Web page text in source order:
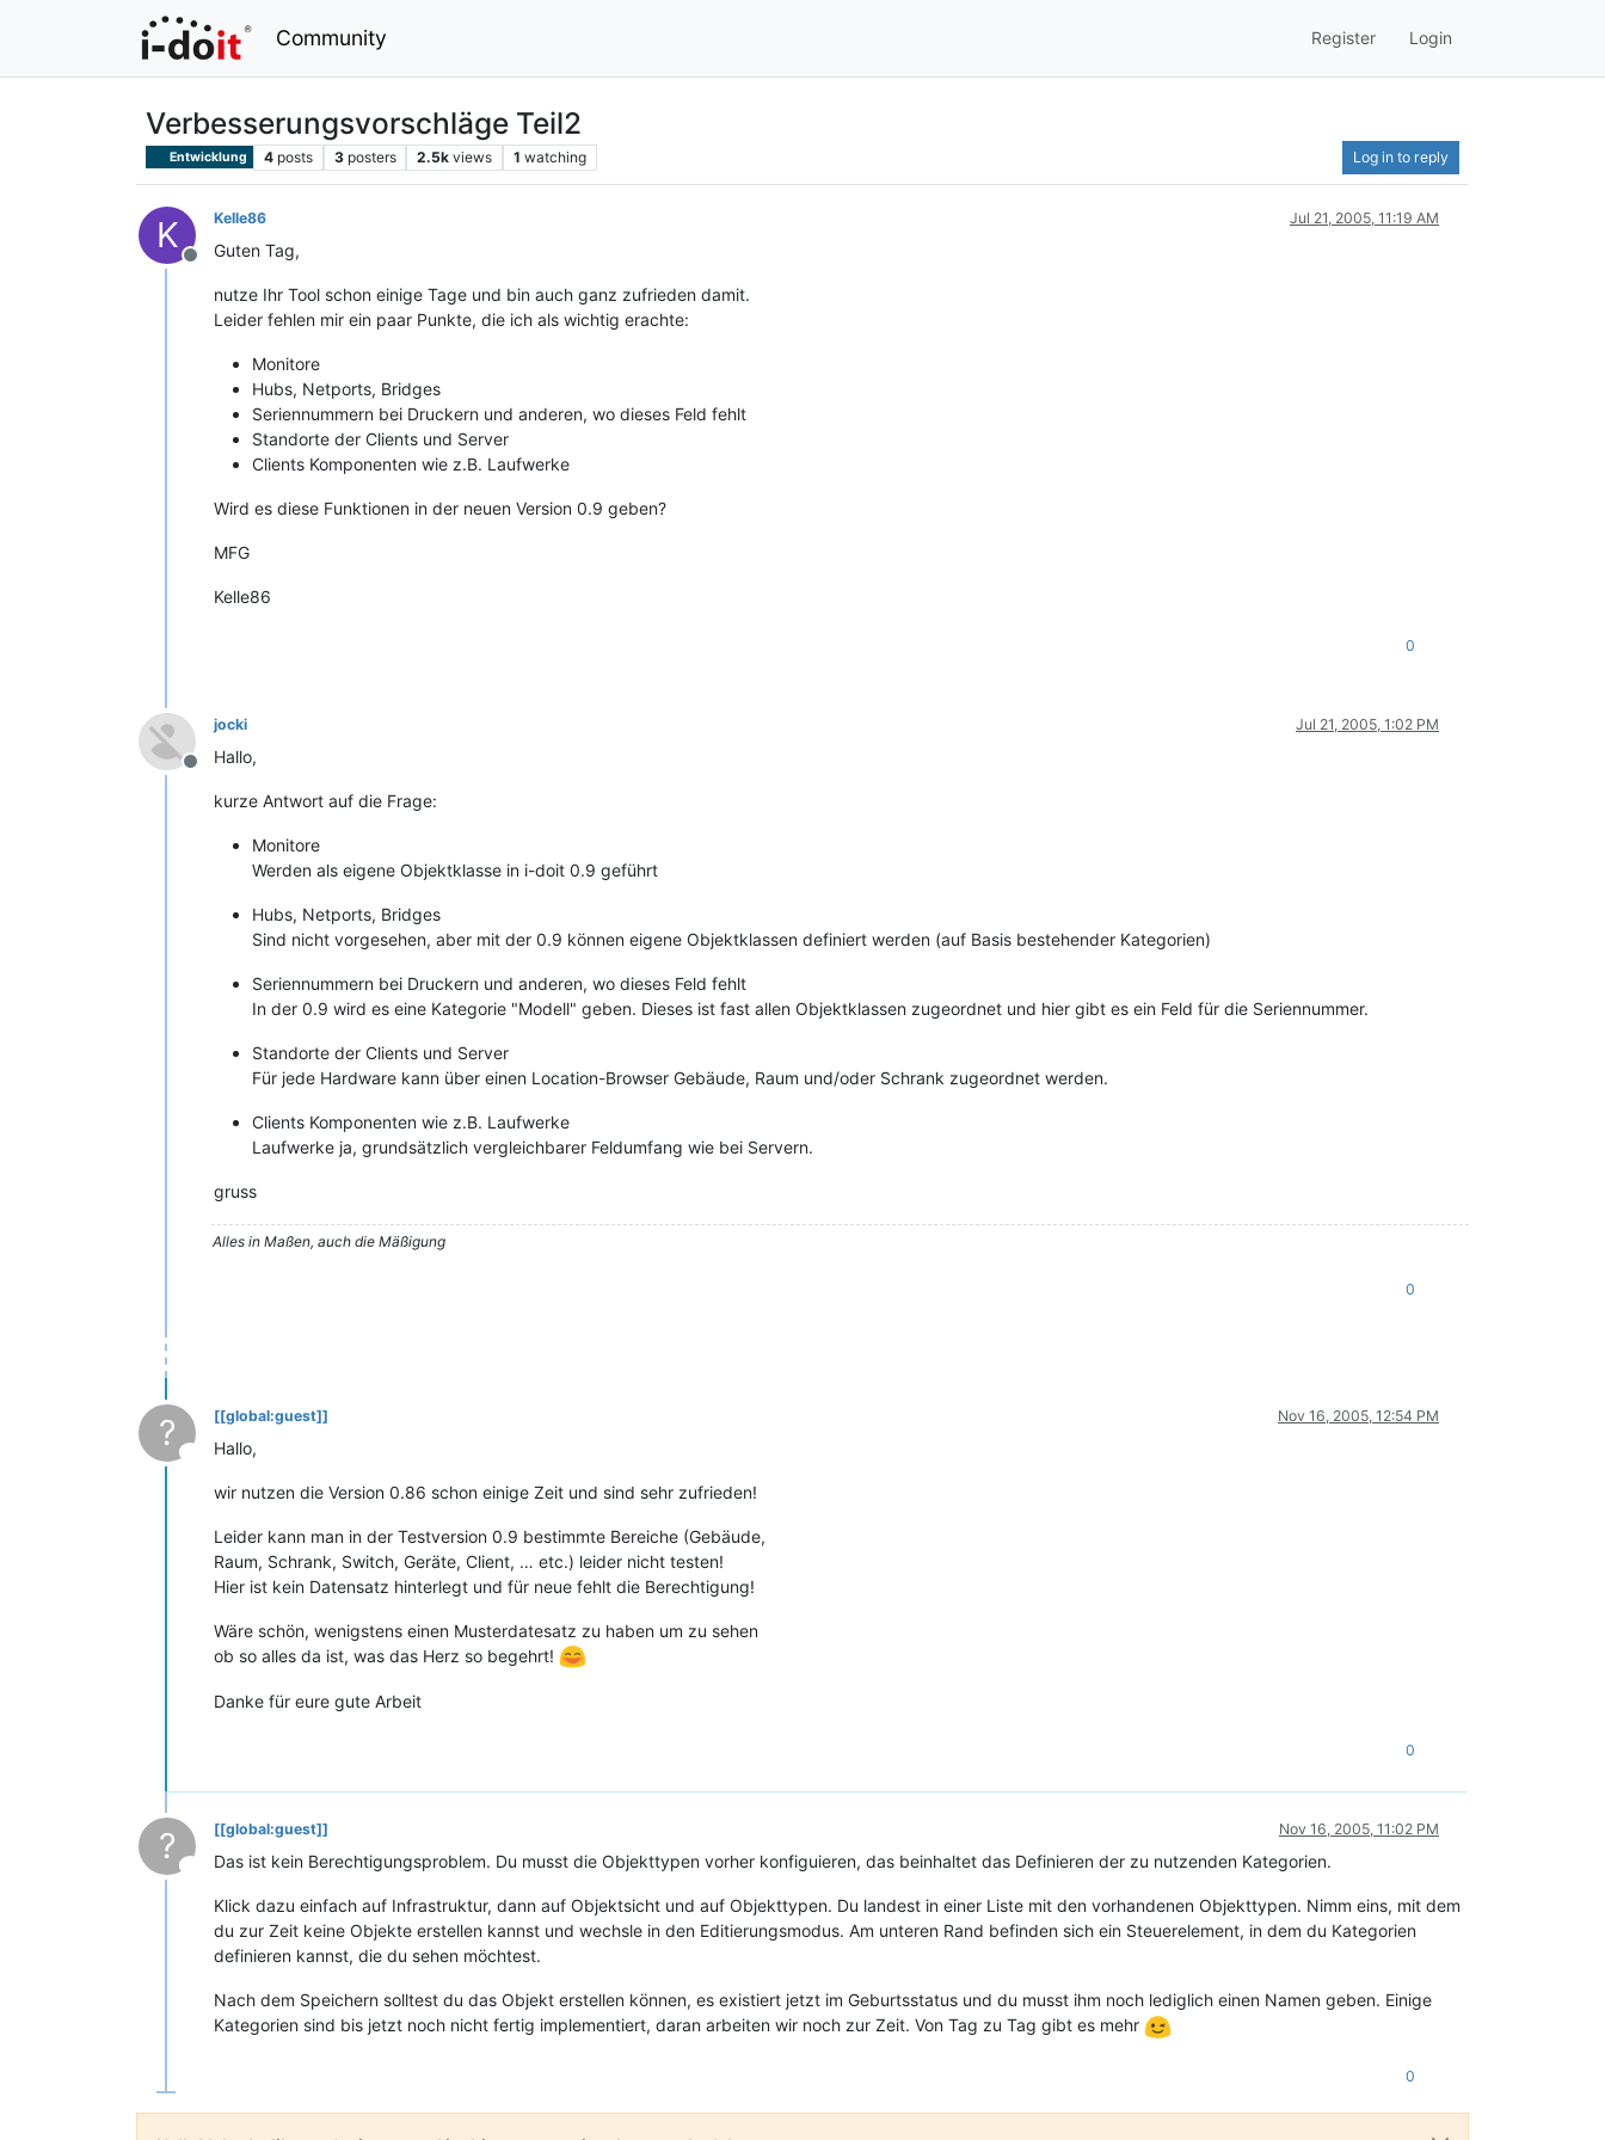
Community Register Login
Verbesserungsvorschläge Teil2
Entwicklung 4 posts 3 posters 2.5k views 1 watching Log in to reply
K
Offline
Kelle86 Jul 21, 2005, 11:19 AM
Guten Tag,
nutze Ihr Tool schon einige Tage und bin auch ganz zufrieden damit.
Leider fehlen mir ein paar Punkte, die ich als wichtig erachte:
Monitore
Hubs, Netports, Bridges
Seriennummern bei Druckern und anderen, wo dieses Feld fehlt
Standorte der Clients und Server
Clients Komponenten wie z.B. Laufwerke
Wird es diese Funktionen in der neuen Version 0.9 geben?
MFG
Kelle86
0
Offline
jocki Jul 21, 2005, 1:02 PM
Hallo,
kurze Antwort auf die Frage:
Monitore
Werden als eigene Objektklasse in i-doit 0.9 geführt
Hubs, Netports, Bridges
Sind nicht vorgesehen, aber mit der 0.9 können eigene Objektklassen definiert werden (auf Basis bestehender Kategorien)
Seriennummern bei Druckern und anderen, wo dieses Feld fehlt
In der 0.9 wird es eine Kategorie "Modell" geben. Dieses ist fast allen Objektklassen zugeordnet und hier gibt es ein Feld für die Seriennummer.
Standorte der Clients und Server
Für jede Hardware kann über einen Location-Browser Gebäude, Raum und/oder Schrank zugeordnet werden.
Clients Komponenten wie z.B. Laufwerke
Laufwerke ja, grundsätzlich vergleichbarer Feldumfang wie bei Servern.
gruss
Alles in Maßen, auch die Mäßigung
0
? This user is from outside of this forum
[[global:guest]] Nov 16, 2005, 12:54 PM
Hallo,
wir nutzen die Version 0.86 schon einige Zeit und sind sehr zufrieden!
Leider kann man in der Testversion 0.9 bestimmte Bereiche (Gebäude,
Raum, Schrank, Switch, Geräte, Client, … etc.) leider nicht testen!
Hier ist kein Datensatz hinterlegt und für neue fehlt die Berechtigung!
Wäre schön, wenigstens einen Musterdatesatz zu haben um zu sehen
ob so alles da ist, was das Herz so begehrt!
Danke für eure gute Arbeit
0
? This user is from outside of this forum
[[global:guest]] Nov 16, 2005, 11:02 PM
Das ist kein Berechtigungsproblem. Du musst die Objekttypen vorher konfiguieren, das beinhaltet das Definieren der zu nutzenden Kategorien.
Klick dazu einfach auf Infrastruktur, dann auf Objektsicht und auf Objekttypen. Du landest in einer Liste mit den vorhandenen Objekttypen. Nimm eins, mit dem
du zur Zeit keine Objekte erstellen kannst und wechsle in den Editierungsmodus. Am unteren Rand befinden sich ein Steuerelement, in dem du Kategorien
definieren kannst, die du sehen möchtest.
Nach dem Speichern solltest du das Objekt erstellen können, es existiert jetzt im Geburtsstatus und du musst ihm noch lediglich einen Namen geben. Einige
Kategorien sind bis jetzt noch nicht fertig implementiert, daran arbeiten wir noch zur Zeit. Von Tag zu Tag gibt es mehr
0